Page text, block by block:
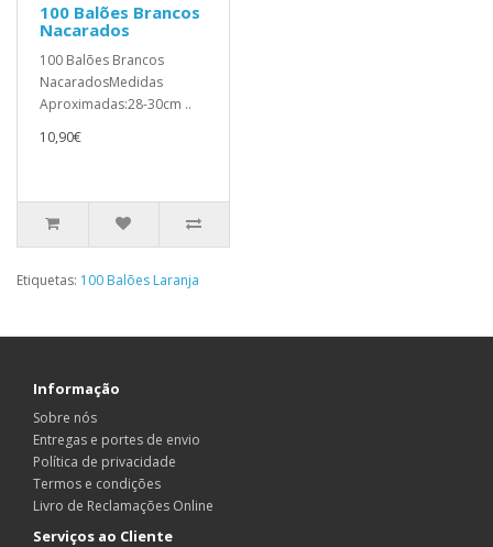
100 Balões Brancos
Nacarados
100 Balões Brancos
NacaradosMedidas
Aproximadas:28-30cm ..
10,90€
Etiquetas: 100 Balões Laranja
Informação
Sobre nós
Entregas e portes de envio
Política de privacidade
Termos e condições
Livro de Reclamações Online
Serviços ao Cliente